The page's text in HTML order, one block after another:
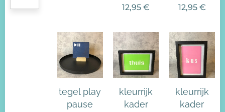
12,95 € 12,95€
tegel play
pause
kleurrijk
kader
kleurrijk
kader